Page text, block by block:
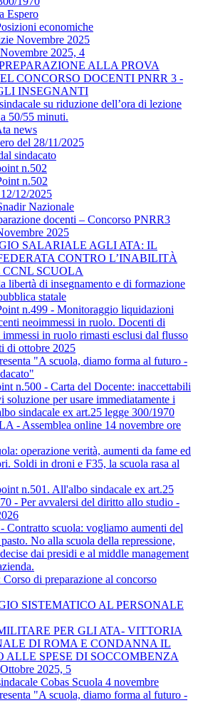
Espero
economiche
Novembre 2025
2025, 4
ALLA PROVA
CONCORSO DOCENTI PNRR 3 -
INSEGNANTI
su riduzione dell’ora di lezione
50/55 minuti.
news
del 28/11/2025
sindacato
n.502
n.502
12/2025
Nazionale
docenti – Concorso PNRR3
2025
SALARIALE AGLI ATA: IL
CONTRO L’INABILITÀ
SCUOLA
libertà di insegnamento e di formazione
statale
n.499 - Monitoraggio liquidazioni
neoimmessi in ruolo. Docenti di
in ruolo rimasti esclusi dal flusso
di ottobre 2025
"A scuola, diamo forma al futuro -
n.500 - Carta del Docente: inaccettabili
soluzione per usare immediatamente i
sindacale ex art.25 legge 300/1970
- Assemblea online 14 novembre ore
operazione verità, aumenti da fame ed
Soldi in droni e F35, la scuola rasa al
n.501. All'albo sindacale ex art.25
- Per avvalersi del diritto allo studio -
Contratto scuola: vogliamo aumenti del
No alla scuola della repressione,
dai presidi e al middle management
di preparazione al concorso
SISTEMATICO AL PERSONALE
PER GLI ATA- VITTORIA
DI ROMA E CONDANNA IL
ALLE SPESE DI SOCCOMBENZA
2025, 5
Cobas Scuola 4 novembre
"A scuola, diamo forma al futuro -